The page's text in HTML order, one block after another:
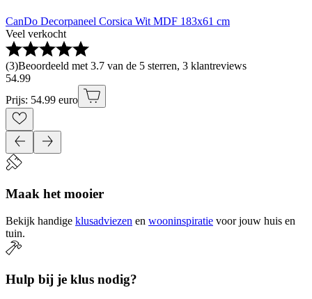
CanDo Decorpaneel Corsica Wit MDF 183x61 cm
Veel verkocht
(3)Beoordeeld met 3.7 van de 5 sterren, 3 klantreviews
54.99
Prijs: 54.99 euro
Maak het mooier
Bekijk handige klusadviezen en wooninspiratie voor jouw huis en
tuin.
Hulp bij je klus nodig?